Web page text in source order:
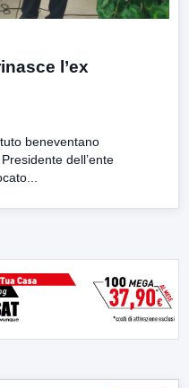
l’ex
beneventano
dell’ente